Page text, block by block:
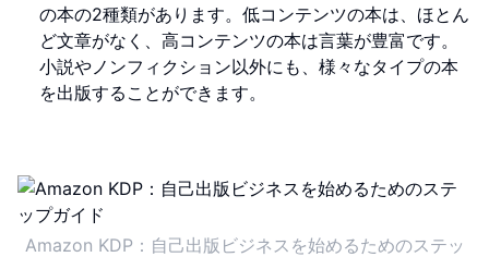
の本の2種類があります。低コンテンツの本は、ほとん
ど文章がなく、高コンテンツの本は言葉が豊富です。
小説やノンフィクション以外にも、様々なタイプの本
を出版することができます。
Amazon KDP：自己出版ビジネスを始めるためのステッ